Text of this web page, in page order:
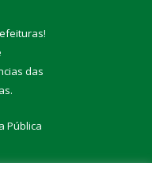
!
das
Pública